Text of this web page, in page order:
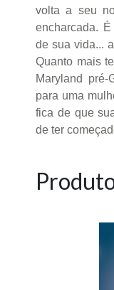
volta a seu
encharcada.
de sua vida...
Quanto mais
Maryland
para uma
fica de que
de ter